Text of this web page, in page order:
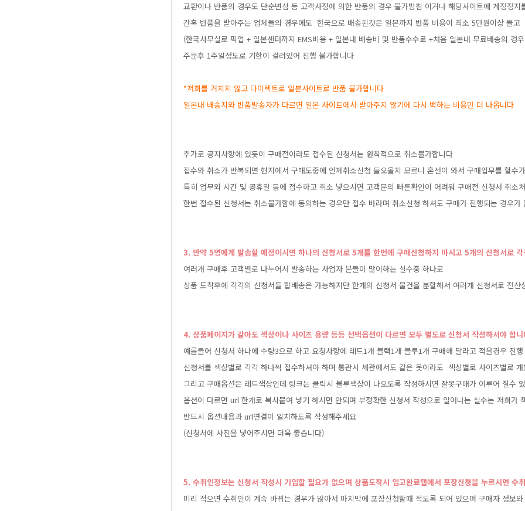
교환이나반품의경우도단순변심등고객사정에의한반품의경우불가방침이거나해당사이트에계정정
간혹반품을받아주는업체들의경우에도한국으로배송된것은일본까지반품비용이최소5만원이상들고
(한국사무실로픽업+일본센터까지EMS비용+일본내배송비및반품수수료+처음일본내무료배송의경
주문후1주일정도로기한이걸려있어진행불가합니다
*저희를거치지않고다이렉트로일본사이트로반품불가합니다
일본내배송지와반품발송자가다르면일본사이트에서받아주지않기에다시백하는비용만더나옵니다
추가로공지사항에있듯이구매전이라도접수된신청서는원칙적으로취소불가합니다
접수와취소가반복되면현지에서구매도중에언제취소신청들오올지모르니혼선이와서구매업무를할수
특히업무외시간및공휴일등에접수하고취소넣으시면고객문의빠른확인이어려워구매전신청서취소
한번접수된신청서는취소불가함에동의하는경우만접수바라며취소신청하셔도구매가진행되는경우
3.만약5명에게발송할예정이시면하나의신청서로5개를한번에구매신청하지마시고5개의신청서로
여러개구매후고객별로나누어서발송하는사업자분들이많이하는실수중하나로
상품도착후에각각의신청서들합배송은가능하지만한개의신청서물건을분할해서여러개신청서로전
4.상품페이지가같아도색상이나사이즈용량등등선택옵션이다르면모두별도로신청서작성하셔야합니
예를들어신청서하나에수량3으로하고요청사항에레드1개블랙1개블루1개구매해달라고적을경우진
신청서를색상별로각각하나씩접수하셔야하며통관시세관에서도같은옷이라도색상별로사이즈별로개
그리고구매옵션은레드색상인데링크는클릭시블루색상이나오도록작성하시면잘못구매가이루어질수
옵션이다르면url한개로복사붙여넣기하시면안되며부정확한신청서작성으로일어나는실수는저희가
반드시옵션내용과url연결이일치하도록작성해주세요
(신청서에사진을넣어주시면더욱좋습니다)
5.수취인정보는신청서작성시기입할필요가없으며상품도착시입고완료탭에서포장신청을누르시면수
미리적으면수취인이계속바뀌는경우가많아서마지막에포장신청할때적도록되어있으며구매자정보